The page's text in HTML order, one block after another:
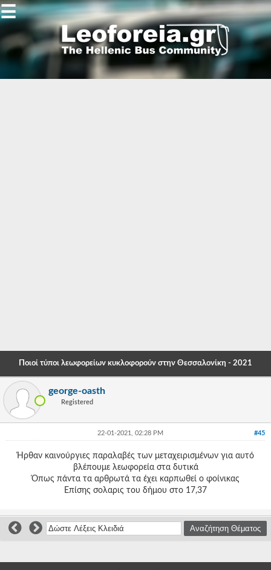
Gallery
-
-
-
-
-
-
☰
Ποιοί τύποι λεωφορείων κυκλοφορούν στην Θεσσαλονίκη - 2021
george-oasth
Registered
#45
22-01-2021, 02:28 PM
Ήρθαν καινούργιες παραλαβές των μεταχειρισμένων για αυτό
βλέπουμε λεωφορεία στα δυτικά
Όπως πάντα τα αρθρωτά τα έχει καρπωθεί ο φοίνικας
Επίσης σολαρις του δήμου στο 17,37